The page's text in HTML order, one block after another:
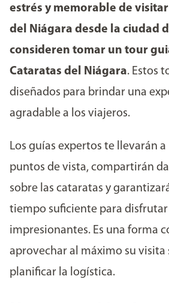
estrés y memorable de
del Niágara desde la ciudad
consideren tomar un tour
Cataratas del Niágara. Estos
diseñados para brindar una
agradable a los viajeros.
Los guías expertos te llevarán
puntos de vista, compartirán
sobre las cataratas y
tiempo suficiente para disfrutar
impresionantes. Es una forma
aprovechar al máximo su visita
planificar la logística.